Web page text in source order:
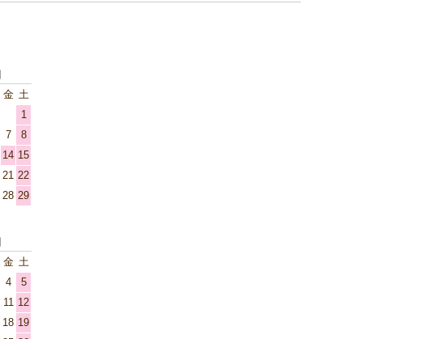
金 土
1
7
8
14 15
21 22
28 29
金 土
4
5
11 12
18 19